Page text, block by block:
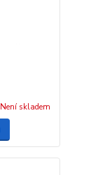
Není skladem